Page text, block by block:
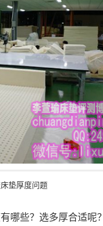
垫厚度问题
哪些？选多厚合适呢